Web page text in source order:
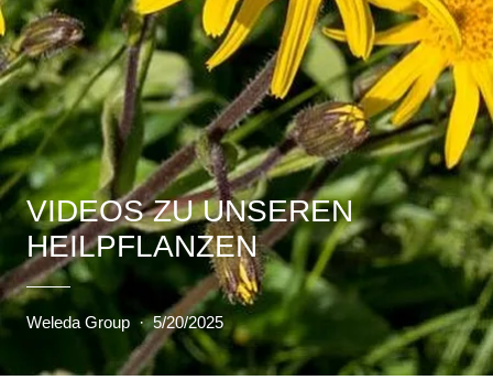
VIDEOS ZU UNSEREN
HEILPFLANZEN
Weleda Group · 5/20/2025